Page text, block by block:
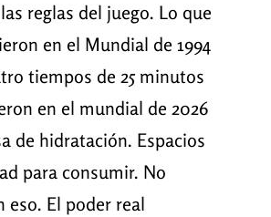
reglas del juego. Lo que
en el Mundial de 1994
tiempos de 25 minutos
en el mundial de 2026
de hidratación. Espacios
para consumir. No
eso. El poder real